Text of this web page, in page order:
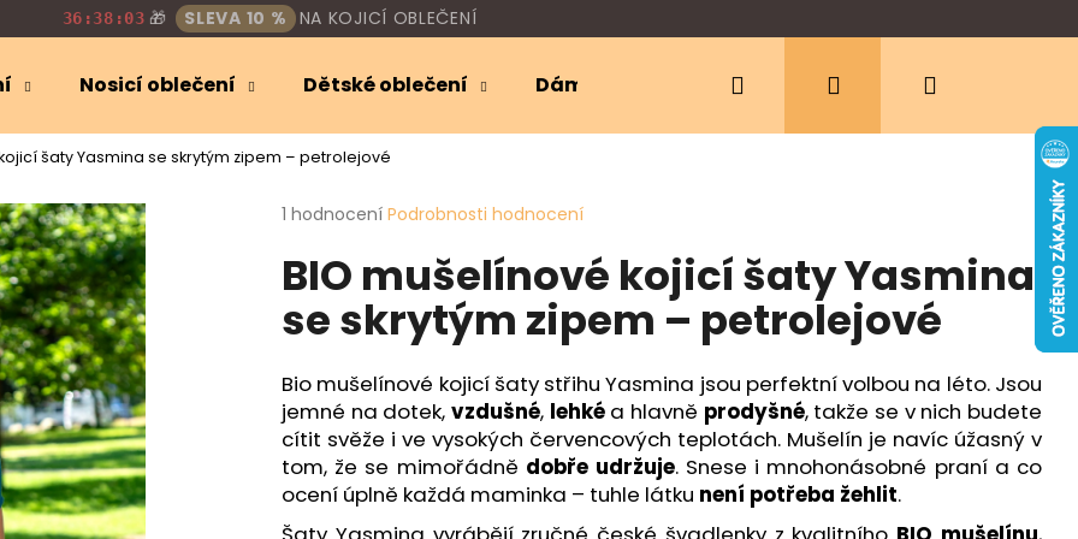
36:38:02 🎁 SLEVA 10 % NA KOJICÍ OBLEČENÍ
Nosicí oblečení Dětské oblečení Dámské oblečení Ergonomická nosítka
Hledat PřihlášeníNákupní
šaty Yasmina se skrytým zipem – petrolejové
Průměrné
produktu
je
z
hvězdiček.
1 hodnocení Podrobnosti hodnocení
BIO mušelínové kojicí šaty Yasmina
se skrytým zipem – petrolejové
Bio mušelínové kojicí šaty střihu Yasmina jsou perfektní volbou na léto. Jsou
jemné na dotek, vzdušné, lehkéa hlavně prodyšné, takže se v nich budete
cítit svěže i ve vysokých červencových teplotách. Mušelín je navíc úžasný v
tom, že se mimořádně dobře udržuje. Snese i mnohonásobné praní a co
ocení úplně každá maminka – tuhle látku není potřeba žehlit.
Co potřebujete najít?
HLEDAT
Doporučujeme